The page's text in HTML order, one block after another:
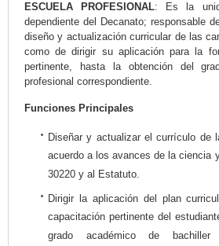
ESCUELA PROFESIONAL: Es la
dependiente del Decanato; responsable
diseño y actualización curricular de las
como de dirigir su aplicación para la
pertinente, hasta la obtención del
profesional correspondiente.
Funciones Principales
Diseñar y actualizar el currículo de
acuerdo a los avances de la ciencia
30220 y al Estatuto.
Dirigir la aplicación del plan
capacitación pertinente del
grado académico de